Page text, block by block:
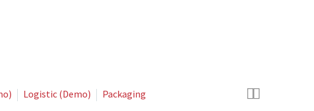

Logistic (Demo)
Packaging